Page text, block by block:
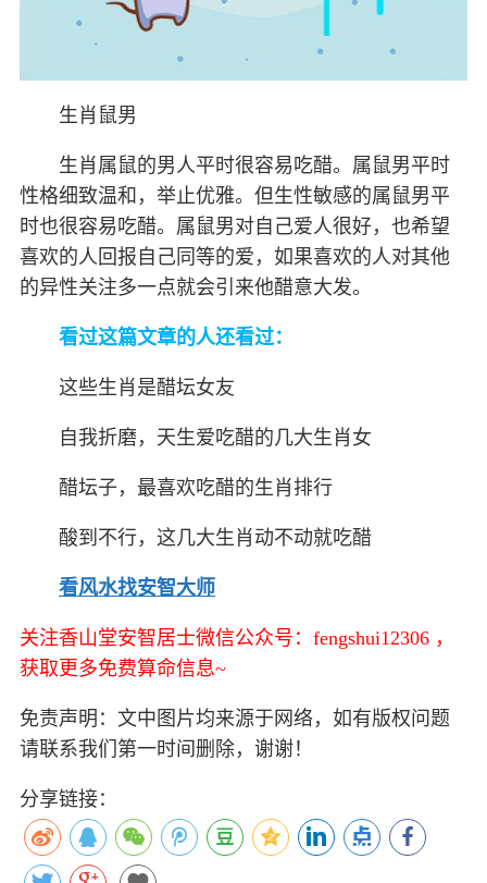
生肖鼠男
生肖属鼠的男人平时很容易吃醋。属鼠男平时
性格细致温和，举止优雅。但生性敏感的属鼠男平
时也很容易吃醋。属鼠男对自己爱人很好，也希望
喜欢的人回报自己同等的爱，如果喜欢的人对其他
的异性关注多一点就会引来他醋意大发。
看过这篇文章的人还看过：
这些生肖是醋坛女友
自我折磨，天生爱吃醋的几大生肖女
醋坛子，最喜欢吃醋的生肖排行
酸到不行，这几大生肖动不动就吃醋
看风水找安智大师
关注香山堂安智居士微信公众号：fengshui12306 ，
获取更多免费算命信息~
免责声明：文中图片均来源于网络，如有版权问题
请联系我们第一时间删除，谢谢！
分享链接：